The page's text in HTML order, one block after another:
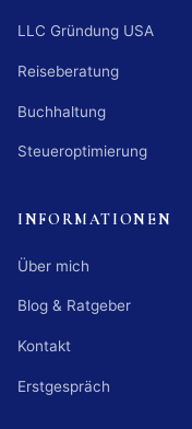
LLC Gründung USA
Reiseberatung
Buchhaltung
Steueroptimierung
INFORMATIONEN
Über mich
Blog & Ratgeber
Kontakt
Erstgespräch